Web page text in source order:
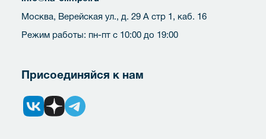
Москва, Верейская ул., д. 29 А стр 1, каб. 16
Режим работы: пн-пт с 10:00 до 19:00
Присоединяйся к нам